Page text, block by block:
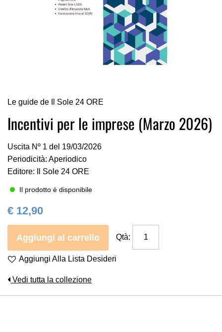
all'inizio
della
galleria
immagini
Le guide de Il Sole 24 ORE
Incentivi per le imprese (Marzo 2026)
Uscita Nº 1 del 19/03/2026
Periodicità: Aperiodico
Editore: Il Sole 24 ORE
Il prodotto è disponibile
€ 12,90
Aggiungi al carrello Qtà:
Aggiungi Alla Lista Desideri
Vedi tutta la collezione